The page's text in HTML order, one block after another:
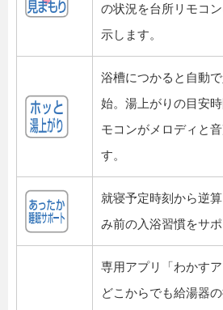
の状況を台所リモコ
示します。
浴槽につかると自動
始。湯上がりの目安
モコンがメロディと
す。
就寝予定時刻から逆
み前の入浴習慣をサポ
専用アプリ「わかす
どこからでも給湯器